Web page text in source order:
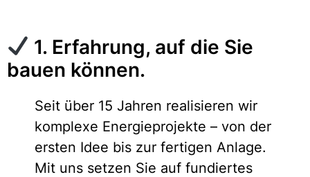
1. Erfahrung, auf die Sie
bauen können.
Seit über 15 Jahren realisieren wir
komplexe Energieprojekte – von der
ersten Idee bis zur fertigen Anlage.
Mit uns setzen Sie auf fundiertes